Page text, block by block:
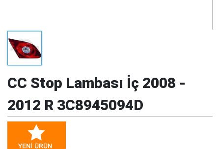
CC Stop Lambası İç 2008 -
2012 R 3C8945094D